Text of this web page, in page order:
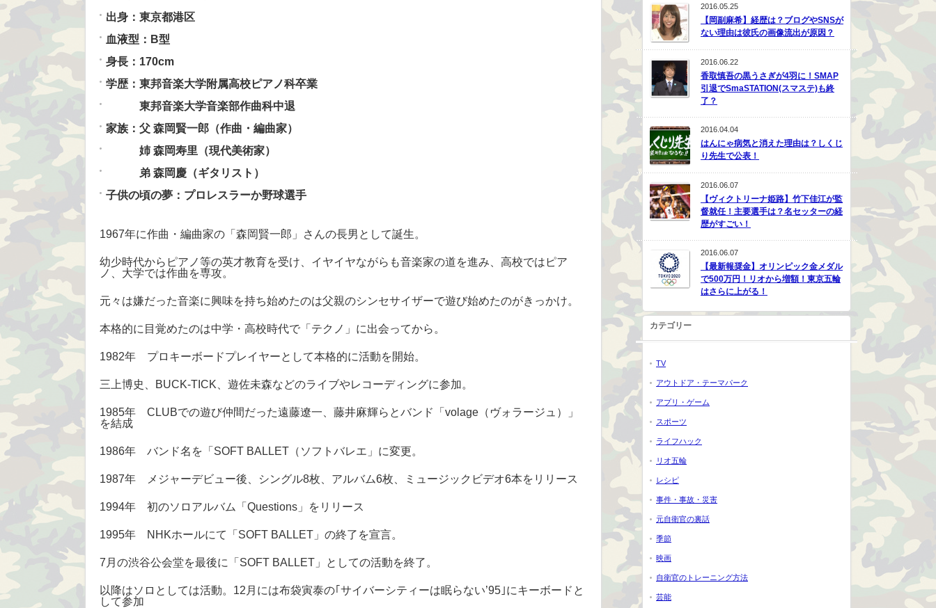
出身：東京都港区
血液型：B型
身長：170cm
学歴：東邦音楽大学附属高校ピアノ科卒業
東邦音楽大学音楽部作曲科中退
家族：父 森岡賢一郎（作曲・編曲家）
姉 森岡寿里（現代美術家）
弟 森岡慶（ギタリスト）
子供の頃の夢：プロレスラーか野球選手
1967年に作曲・編曲家の「森岡賢一郎」さんの長男として誕生。
幼少時代からピアノ等の英才教育を受け、イヤイヤながらも音楽家の道を進み、高校ではピア
ノ、大学では作曲を専攻。
元々は嫌だった音楽に興味を持ち始めたのは父親のシンセサイザーで遊び始めたのがきっかけ。
本格的に目覚めたのは中学・高校時代で「テクノ」に出会ってから。
1982年 プロキーボードプレイヤーとして本格的に活動を開始。
三上博史、BUCK-TICK、遊佐未森などのライブやレコーディングに参加。
1985年 CLUBでの遊び仲間だった遠藤遼一、藤井麻輝らとバンド「volage（ヴォラージュ）」
を結成
1986年 バンド名を「SOFT BALLET（ソフトバレエ」に変更。
1987年 メジャーデビュー後、シングル8枚、アルバム6枚、ミュージックビデオ6本をリリース
1994年 初のソロアルバム「Questions」をリリース
1995年 NHKホールにて「SOFT BALLET」の終了を宣言。
7月の渋谷公会堂を最後に「SOFT BALLET」としての活動を終了。
以降はソロとしては活動。12月には布袋寅泰の｢サイバーシティーは眠らない’95｣にキーボードと
して参加
2016.05.25
【岡副麻希】経歴は？ブログやSNSが
ない理由は彼氏の画像流出が原因？
2016.06.22
香取慎吾の黒うさぎが4羽に！SMAP
引退でSmaSTATION(スマステ)も終
了？
2016.04.04
はんにゃ病気と消えた理由は？しくじ
り先生で公表！
2016.06.07
【ヴィクトリーナ姫路】竹下佳江が監
督就任！主要選手は？名セッターの経
歴がすごい！
2016.06.07
【最新報奨金】オリンピック金メダル
で500万円！リオから増額！東京五輪
はさらに上がる！
カテゴリー
TV
アウトドア・テーマパーク
アプリ・ゲーム
スポーツ
ライフハック
リオ五輪
レシピ
事件・事故・災害
元自衛官の裏話
季節
映画
自衛官のトレーニング方法
芸能